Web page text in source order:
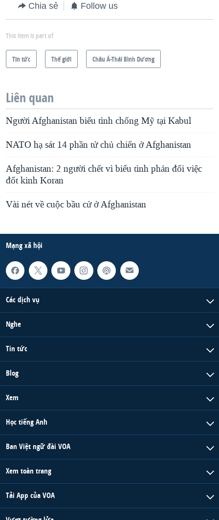
Chia sẻ Follow us
This item is part of
Tin tức Thế giới Châu Á-Thái Bình Dương
Liên quan
Người Afghanistan biểu tình chống Mỹ tại Kabul
NATO hạ sát 14 phần tử chủ chiến ở Afghanistan
Afghanistan: 2 người chết vì biểu tình phản đối việc
đốt kinh Koran
Vài nét về cuộc bầu cử ở Afghanistan
Mạng xã hội
Các dịch vụ
Nghe
Tin tức
Blog
Xem
Học tiếng Anh
Ban Việt ngữ đài VOA
Xem toàn trang
Tải App của VOA